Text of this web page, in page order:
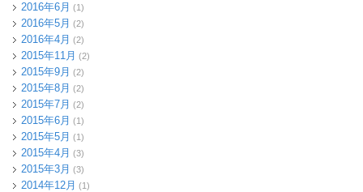
2016年6月 (1)
2016年5月 (2)
2016年4月 (2)
2015年11月 (2)
2015年9月 (2)
2015年8月 (2)
2015年7月 (2)
2015年6月 (1)
2015年5月 (1)
2015年4月 (3)
2015年3月 (3)
2014年12月 (1)